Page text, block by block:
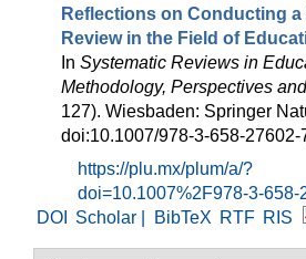
Reflections on Conducting
Review in the Field of
In Systematic Reviews in
Methodology, Perspectives
127). Wiesbaden: Springer
doi:10.1007/978-3-658-27602-
https://plu.mx/plum/a/?
doi=10.1007%2F978-3-658-
DOI
Scholar | BibTeX RTF RIS